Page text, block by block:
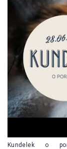
Kundelek o